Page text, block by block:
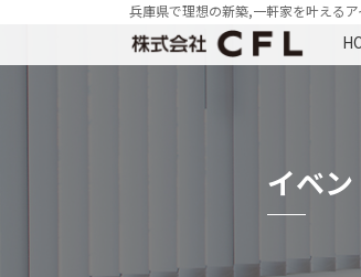
兵庫県で理想の新築,一軒家を叶える
イベ